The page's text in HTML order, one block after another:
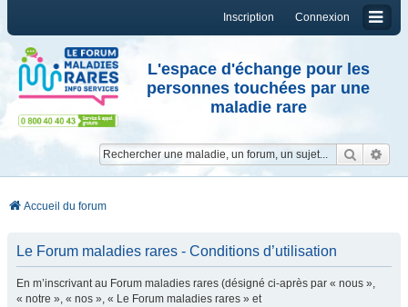
Connexion
Inscription
L'espace d'échange pour les
personnes touchées par une
maladie rare
Accueil du forum
Le Forum maladies rares - Conditions d’utilisation
En m’inscrivant au Forum maladies rares (désigné ci-après par « nous »,
« notre », « nos », « Le Forum maladies rares » et